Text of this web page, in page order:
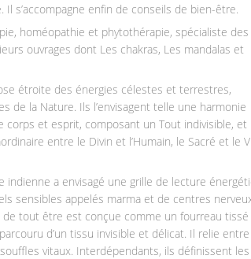
s’accompagne enfin de conseils de bien-être.
homéopathie et phytothérapie, spécialiste des
ouvrages dont Les chakras, Les mandalas et
étroite des énergies célestes et terrestres,
de la Nature. Ils l’envisagent telle une harmonie
et esprit, composant un Tout indivisible, et
entre le Divin et l’Humain, le Sacré et le
indienne a envisagé une grille de lecture
sensibles appelés marma et de centres
tout être est conçue comme un fourreau
d’un tissu invisible et délicat. Il relie
vitaux. Interdépendants, ils définissent les